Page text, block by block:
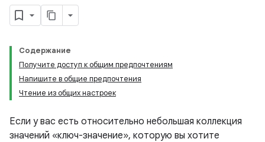
Содержание
Получите доступ к общим предпочтениям
Напишите в общие предпочтения
Чтение из общих настроек
Если у вас есть относительно небольшая коллекция
значений «ключ-значение», которую вы хотите